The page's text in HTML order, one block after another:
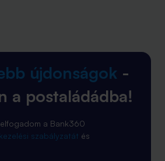
újdonságok -
a postaládádba!
a Bank360
szabályzatát és